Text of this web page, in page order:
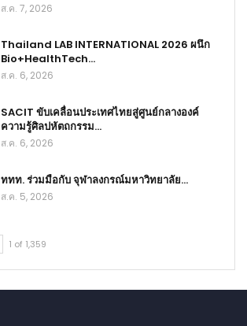
ส.ค. 7, 2026
Thailand LAB INTERNATIONAL 2026 ผนึก
Bio+HealthTech…
ส.ค. 6, 2026
SACIT ขับเคลื่อนประเทศไทยสู่ศูนย์กลางองค์
ความรู้ศิลปหัตถกรรม…
ส.ค. 6, 2026
ททท. ร่วมมือกับ จุฬาลงกรณ์มหาวิทยาลัย…
ส.ค. 5, 2026
1 of 1,359